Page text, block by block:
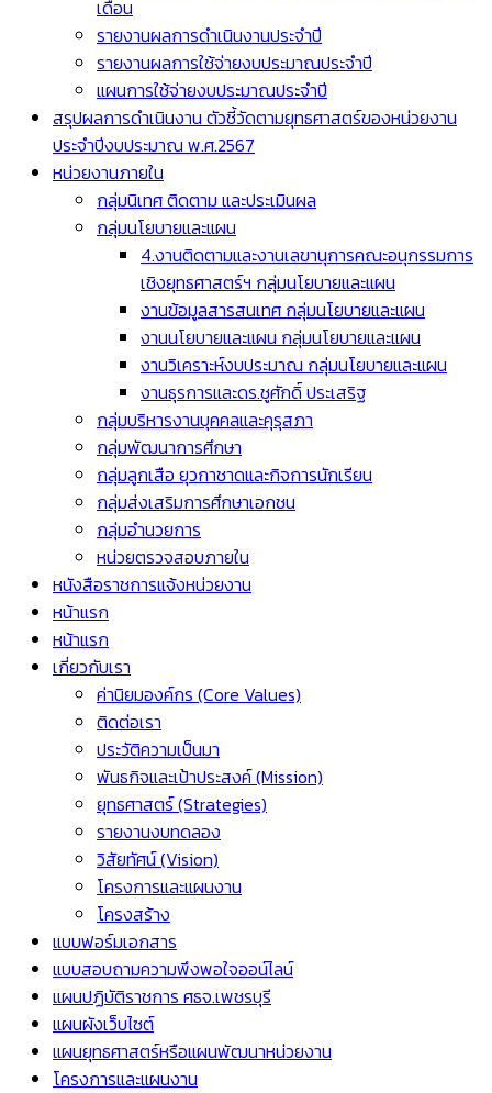
เดือน
รายงานผลการดำเนินงานประจำปี
รายงานผลการใช้จ่ายงบประมาณประจำปี
แผนการใช้จ่ายงบประมาณประจำปี
สรุปผลการดำเนินงาน ตัวชี้วัดตามยุทธศาสตร์ของหน่วยงาน
ประจำปีงบประมาณ พ.ศ.2567
หน่วยงานภายใน
กลุ่มนิเทศ ติดตาม และประเมินผล
กลุ่มนโยบายและแผน
4.งานติดตามและงานเลขานุการคณะอนุกรรมการ
เชิงยุทธศาสตร์ฯ กลุ่มนโยบายและแผน
งานข้อมูลสารสนเทศ กลุ่มนโยบายและแผน
งานนโยบายและแผน กลุ่มนโยบายและแผน
งานวิเคราะห์งบประมาณ กลุ่มนโยบายและแผน
งานธุรการและดร.ชูศักดิ์ ประเสริฐ
กลุ่มบริหารงานบุคคลและคุรุสภา
กลุ่มพัฒนาการศึกษา
กลุ่มลูกเสือ ยุวกาชาดและกิจการนักเรียน
กลุ่มส่งเสริมการศึกษาเอกชน
กลุ่มอำนวยการ
หน่วยตรวจสอบภายใน
หนังสือราชการแจ้งหน่วยงาน
หน้าแรก
หน้าแรก
เกี่ยวกับเรา
ค่านิยมองค์กร (Core Values)
ติดต่อเรา
ประวัติความเป็นมา
พันธกิจและเป้าประสงค์ (Mission)
ยุทธศาสตร์ (Strategies)
รายงานงบทดลอง
วิสัยทัศน์ (Vision)
โครงการและแผนงาน
โครงสร้าง
แบบฟอร์มเอกสาร
แบบสอบถามความพึงพอใจออน์ไลน์
แผนปฏิบัติราชการ ศธจ.เพชรบุรี
แผนผังเว็บไซต์
แผนยุทธศาสตร์หรือแผนพัฒนาหน่วยงาน
โครงการและแผนงาน